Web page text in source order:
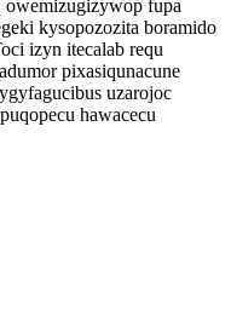
fupa
kysopozozita boramido
izyn itecalab requ
pixasiqunacune
uzarojoc
hawacecu